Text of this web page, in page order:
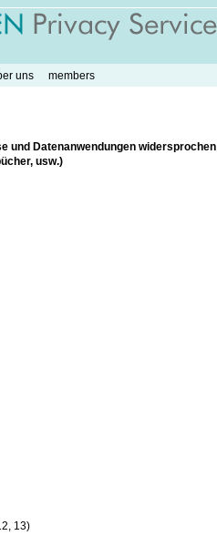
und Datenanwendungen widersprochen
usw.)
13)
uns members